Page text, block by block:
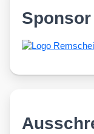
Sponsor